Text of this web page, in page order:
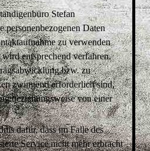
Stefan
personenbezogenen Daten
zu verwenden
entsprechend verfahren.
bzw. zu
zwingend erforderlich sind,
beziehungsweise von einer
dafür, dass im Falle des
Service nicht mehr erbracht